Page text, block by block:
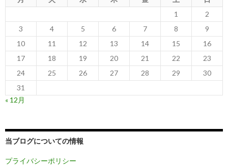
1
2
3
4 5 6 7 8
9
10
11 12 13 14 15
16
17
18 19 20 21 22
23
24
25 26 27 28 29
30
31
« 12月
当ブログについての情報
プライバシーポリシー